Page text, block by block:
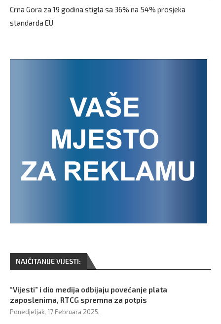
Crna Gora za 19 godina stigla sa 36% na 54% prosjeka
standarda EU
NAJČITANIJE VIJESTI:
“Vijesti” i dio medija odbijaju povećanje plata
zaposlenima, RTCG spremna za potpis
Ponedjeljak, 17 Februara 2025,